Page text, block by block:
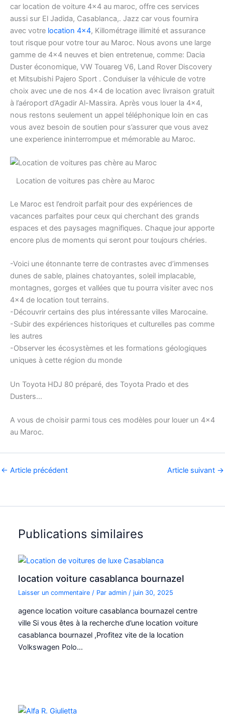
car location de voiture 4×4 au maroc, offre ces services
aussi sur El Jadida, Casablanca,. Jazz car vous fournira
avec votre location 4×4, Killométrage illimité et assurance
tout risque pour votre tour au Maroc. Nous avons une large
gamme de 4×4 neuves et bien entretenue, comme: Dacia
Duster économique, VW Touareg V6, Land Rover Discovery
et Mitsubishi Pajero Sport . Conduiser la véhicule de votre
choix avec une de nos 4×4 de location avec livraison gratuit
à l’aéroport d’Agadir Al-Massira. Après vous louer la 4×4,
nous restons seulement un appel téléphonique loin en cas
vous avez besoin de soutien pour s’assurer que vous avez
une experience ininterrompue et mémorable au Maroc.
Location de voitures pas chère au Maroc
Le Maroc est l’endroit parfait pour des expériences de
vacances parfaites pour ceux qui cherchant des grands
espaces et des paysages magnifiques. Chaque jour apporte
encore plus de moments qui seront pour toujours chéries.
-Voici une étonnante terre de contrastes avec d’immenses
dunes de sable, plaines chatoyantes, soleil implacable,
montagnes, gorges et vallées que tu pourra visiter avec nos
4×4 de location tout terrains.
-Découvrir certains des plus intéressante villes Marocaine.
-Subir des expériences historiques et culturelles pas comme
les autres
-Observer les écosystèmes et les formations géologiques
uniques à cette région du monde
Un Toyota HDJ 80 préparé, des Toyota Prado et des
Dusters…
A vous de choisir parmi tous ces modèles pour louer un 4×4
au Maroc.
← Article précédent Article suivant →
Publications similaires
location voiture casablanca bournazel
Laisser un commentaire / Paradmin /juin 30, 2025
agence location voiture casablanca bournazel centre
ville Si vous êtes à la recherche d’une location voiture
casablanca bournazel ,Profitez vite de la location
Volkswagen Polo…